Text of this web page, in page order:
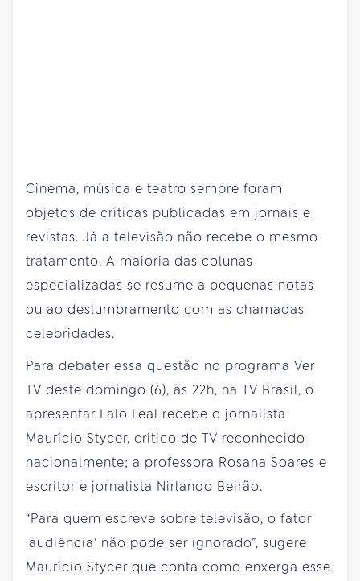
Cinema, música e teatro sempre foram
objetos de críticas publicadas em jornais e
revistas. Já a televisão não recebe o mesmo
tratamento. A maioria das colunas
especializadas se resume a pequenas notas
ou ao deslumbramento com as chamadas
celebridades.
Para debater essa questão no programa Ver
TV deste domingo (6), às 22h, na TV Brasil, o
apresentar Lalo Leal recebe o jornalista
Maurício Stycer, crítico de TV reconhecido
nacionalmente; a professora Rosana Soares e
escritor e jornalista Nirlando Beirão.
“Para quem escreve sobre televisão, o fator
'audiência' não pode ser ignorado”, sugere
Maurício Stycer que conta como enxerga esse